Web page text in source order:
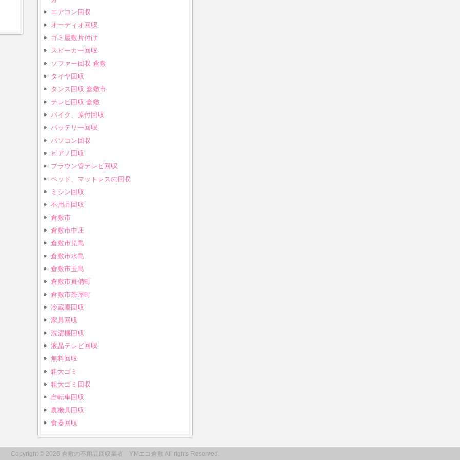
エアコン回収
オーディオ回収
ゴミ屋敷片付け
スピーカー回収
ソファー回収 倉敷
タイヤ回収
タンス回収 倉敷市
テレビ回収 倉敷
バイク、原付回収
バッテリー回収
パソコン回収
ピアノ回収
ブラウン管テレビ回収
ベッド、マットレスの回収
ミシン回収
不用品回収
倉敷市
倉敷市中庄
倉敷市児島
倉敷市水島
倉敷市玉島
倉敷市真備町
倉敷市茶屋町
冷蔵庫回収
家具回収
洗濯機回収
液晶テレビ回収
無料回収
粗大ゴミ
粗大ゴミ回収
自転車回収
農機具回収
食器回収
Copyright © 2026 倉敷の不用品回収業者 YMエコ倉敷 All rights Reserved.